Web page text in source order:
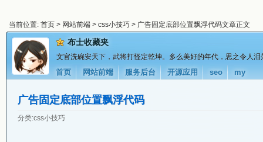
当前位置: 首页 > 网站前端 > css小技巧 > 广告固定底部位置飘浮代码文章正文
布士收藏夹
文官洗碗安天下，武将打怪定乾坤。多么美好的年代，思之令人泪
首页 网站前端 服务后台 开源应用 seo my
广告固定底部位置飘浮代码
分类:css小技巧